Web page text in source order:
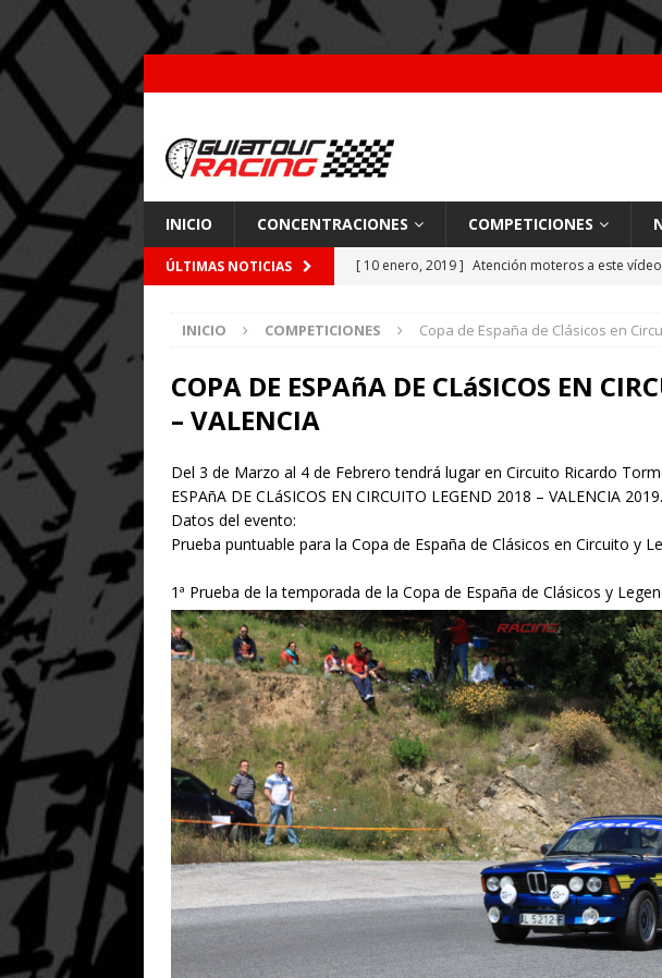
INICIO CONCENTRACIONES COMPETICIONES
ÚLTIMAS NOTICIAS [ 10 enero, 2019 ] Atención moteros a este
[ 26 febrero, 2018 ] Primer día de tests en
[ 9 enero, 2018 ]
Accidente de Nani Roma en el
INICIO COMPETICIONES Copa de España de Clásicos en
COPA DE ESPAñA DE CLáSICOS EN
– VALENCIA
Del 3 de Marzo al 4 de Febrero tendrá lugar en Circuito Ricardo
ESPAñA DE CLáSICOS EN CIRCUITO LEGEND 2018 – VALENCIA 2019.
Datos del evento:
Prueba puntuable para la Copa de España de Clásicos en Circuito y
1ª Prueba de la temporada de la Copa de España de Clásicos y